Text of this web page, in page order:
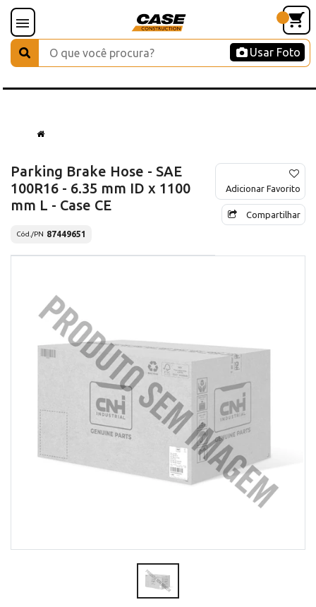
Usar Foto
Parking Brake Hose - SAE
100R16 - 6.35 mm ID x 1100
mm L - Case CE
Cód./PN 87449651
Adicionar Favorito
Compartilhar